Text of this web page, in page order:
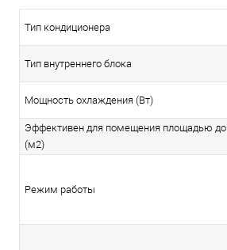
Тип кондиционера
Тип внутреннего блока
Мощность охлаждения (Вт)
Эффективен для помещения площадью до
(м2)
Режим работы